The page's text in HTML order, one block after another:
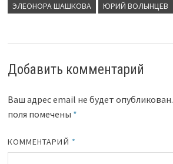
ЭЛЕОНОРА ШАШКОВА
ЮРИЙ ВОЛЫНЦЕВ
Добавить комментарий
Ваш адрес email не будет опубликован.
поля помечены *
КОММЕНТАРИЙ *